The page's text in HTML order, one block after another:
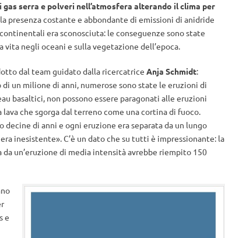
serra e polveri nell’atmosfera alterando il clima per
presenza costante e abbondante di emissioni di anidride
era sconosciuta: le conseguenze sono state
vita negli oceani e sulla vegetazione dell’epoca.
dal team guidato dalla ricercatrice Anja Schmidt:
un milione di anni, numerose sono state le eruzioni di
basaltici, non possono essere paragonati alle eruzioni
che sgorga dal terreno come una cortina di fuoco.
di anni e ogni eruzione era separata da un lungo
inesistente». C’è un dato che su tutti è impressionante: la
un’eruzione di media intensità avrebbe riempito 150
e